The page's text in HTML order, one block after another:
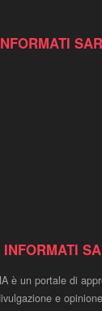
è un portale di
e